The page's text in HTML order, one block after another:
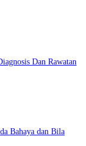
Dan Rawatan
Bahaya dan Bila